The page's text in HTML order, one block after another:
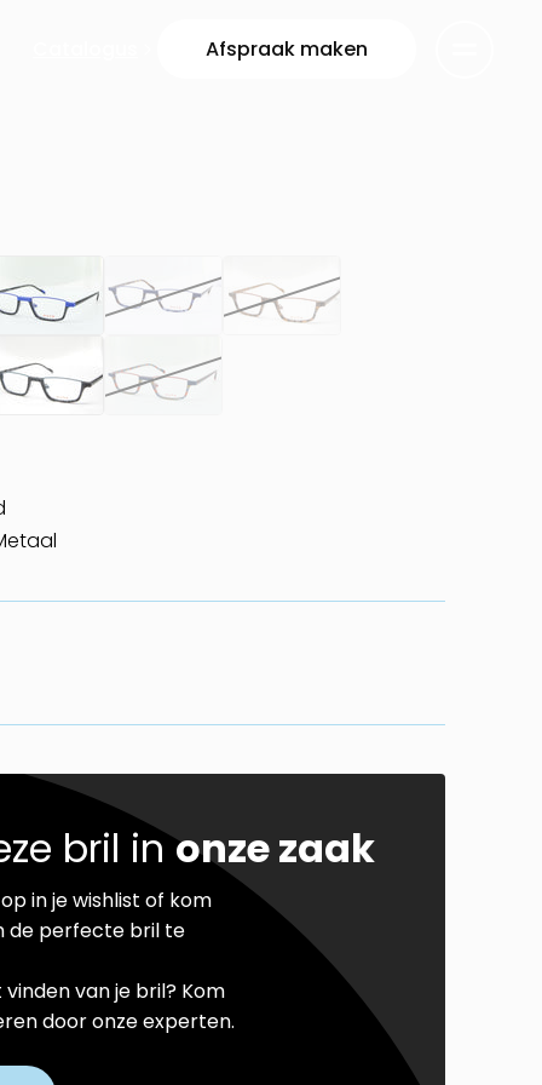
Afspraak maken
bril inonze zaak
in je wishlist of kom
de perfecte bril te
van je bril? Kom
door onze experten.